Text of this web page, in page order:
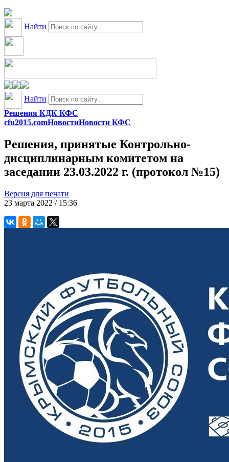
Найти
Найти
Решения КДК КФС
cfu2015.comНовостиНовости КФС
Решения, принятые Контрольно-
дисциплинарным комитетом на
заседании 23.03.2022 г. (протокол №15)
Версия для печати
23 марта 2022 / 15:36